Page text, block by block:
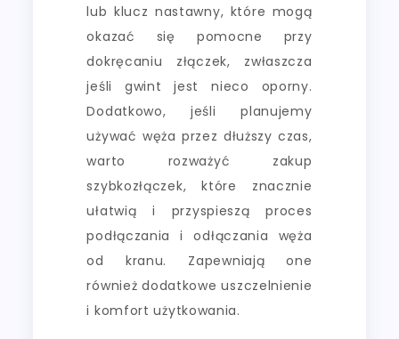
lub klucz nastawny, które mogą
okazać się pomocne przy
dokręcaniu złączek, zwłaszcza
jeśli gwint jest nieco oporny.
Dodatkowo, jeśli planujemy
używać węża przez dłuższy czas,
warto rozważyć zakup
szybkozłączek, które znacznie
ułatwią i przyspieszą proces
podłączania i odłączania węża
od kranu. Zapewniają one
również dodatkowe uszczelnienie
i komfort użytkowania.